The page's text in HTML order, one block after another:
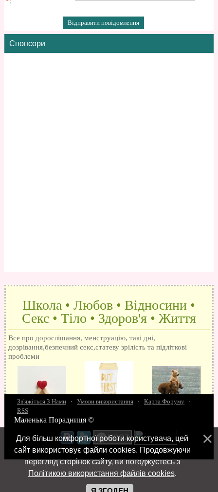
Спонсори
Школа • Любов • Відносини •
Секс • Тіло • Здоров'я • Життя
Все про дорослішання, менструацію, такі дні,
дозрівання,безпечний секс,статеву зрілість та підліткові
проблеми
15 запитань про секс Як досягти оргазм
Позбуваємось синців завагітніти після першого разу Хлопець хоче сексу
робити мінєт"Люблю" і "кохаю" різниця Про перший секс Займатися сексом
Зв'яжіться З Нами · Умови використання · Карта Форуму
·
RSS
Маленька Порадниця ©
Для більш комфортної роботи користувача, цей
сайт використовує файли cookies. Продовжуючи
перегляд сторінок сайту, ви погоджуєтесь з
Політикою використання файлів cookies.